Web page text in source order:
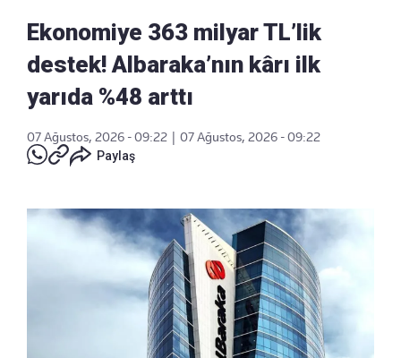
Ekonomiye 363 milyar TL’lik
destek! Albaraka’nın kârı ilk
yarıda %48 arttı
07 Ağustos, 2026 - 09:22
07 Ağustos, 2026 - 09:22
Paylaş